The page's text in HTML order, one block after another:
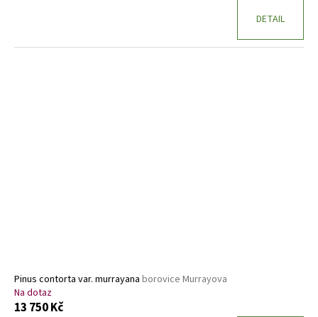
DETAIL
Pinus contorta var. murrayana borovice Murrayova
Na dotaz
13 750 Kč